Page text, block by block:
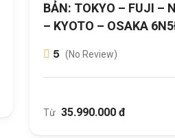
BẢN: TOKYO – FUJI –
– KYOTO – OSAKA
5 (No Review)
Từ 35.990.000 đ